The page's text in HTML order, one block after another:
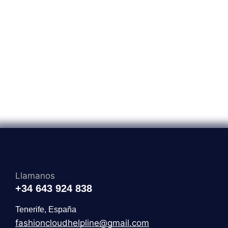
Llamanos
+34 643 924 838
Tenerife, España
fashioncloudhelpline@gmail.com